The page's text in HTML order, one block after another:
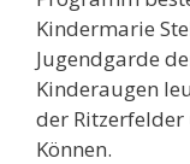
Kindermarie
Jugendgarde
Kinderaugen
der
Können.